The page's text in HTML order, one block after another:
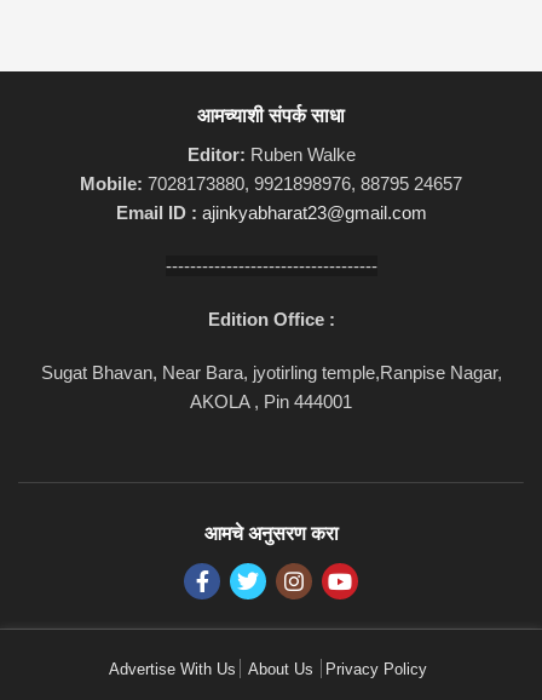
आमच्याशी संपर्क साधा
Editor: Ruben Walke
Mobile: 7028173880, 9921898976, 88795 24657
Email ID : ajinkyabharat23@gmail.com
-----------------------------------
Edition Office :
Sugat Bhavan, Near Bara, jyotirling temple,Ranpise Nagar,
AKOLA , Pin 444001
आमचे अनुसरण करा
Advertise With Us About Us Privacy Policy